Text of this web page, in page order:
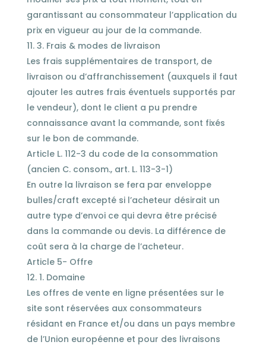
garantissant au consommateur l’application du
prix en vigueur au jour de la commande.
3. Frais & modes de livraison
Les frais supplémentaires de transport, de
livraison ou d’affranchissement (auxquels il faut
ajouter les autres frais éventuels supportés par
le vendeur), dont le client a pu prendre
connaissance avant la commande, sont fixés
sur le bon de commande.
Article L. 112-3 du code de la consommation
(ancien C. consom., art. L. 113-3-1)
En outre la livraison se fera par enveloppe
bulles/craft excepté si l’acheteur désirait un
autre type d’envoi ce qui devra être précisé
dans la commande ou devis. La différence de
coût sera à la charge de l’acheteur.
Article 5- Offre
1. Domaine
Les offres de vente en ligne présentées sur le
site sont réservées aux consommateurs
résidant en France et/ou dans un pays membre
de l’Union européenne et pour des livraisons